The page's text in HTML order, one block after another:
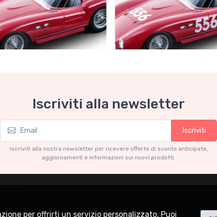
735S Autodromo Press
€239.90
Ferrari 735S - 166 MM
Miglia 1954 car #556 Driver:
Graffenried - G. Parravicini
Iscriviti alla newsletter
Iscriviti
Iscriviti alla nostra newsletter per ricevere offerte di sconto anticipate,
aggiornamenti e informazioni sui nuovi prodotti.
Informazioni
per offrirti un servizio personalizzato. Puoi